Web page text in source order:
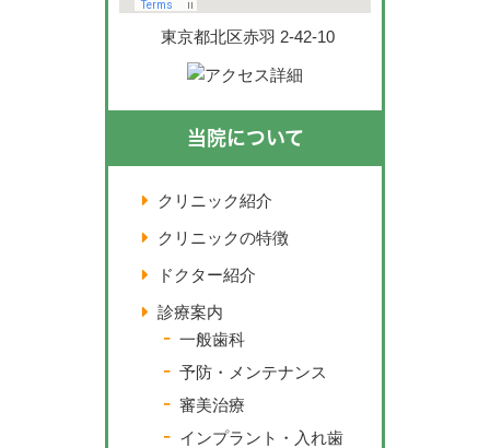
東京都北区赤羽 2-42-10
当院について
クリニック紹介
クリニックの特徴
ドクター紹介
診療案内
一般歯科
予防・メンテナンス
審美治療
インプラント・入れ歯